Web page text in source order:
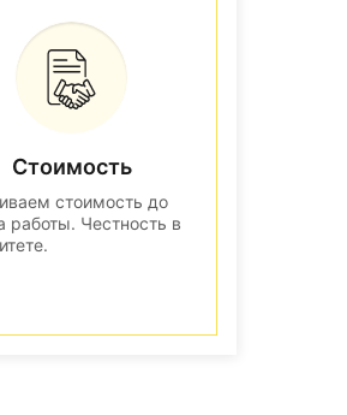
Стоимость
стоимость до
работы. Честность в